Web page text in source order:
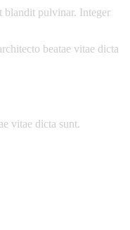
blandit pulvinar. Integer
beatae vitae dicta
vitae dicta sunt.